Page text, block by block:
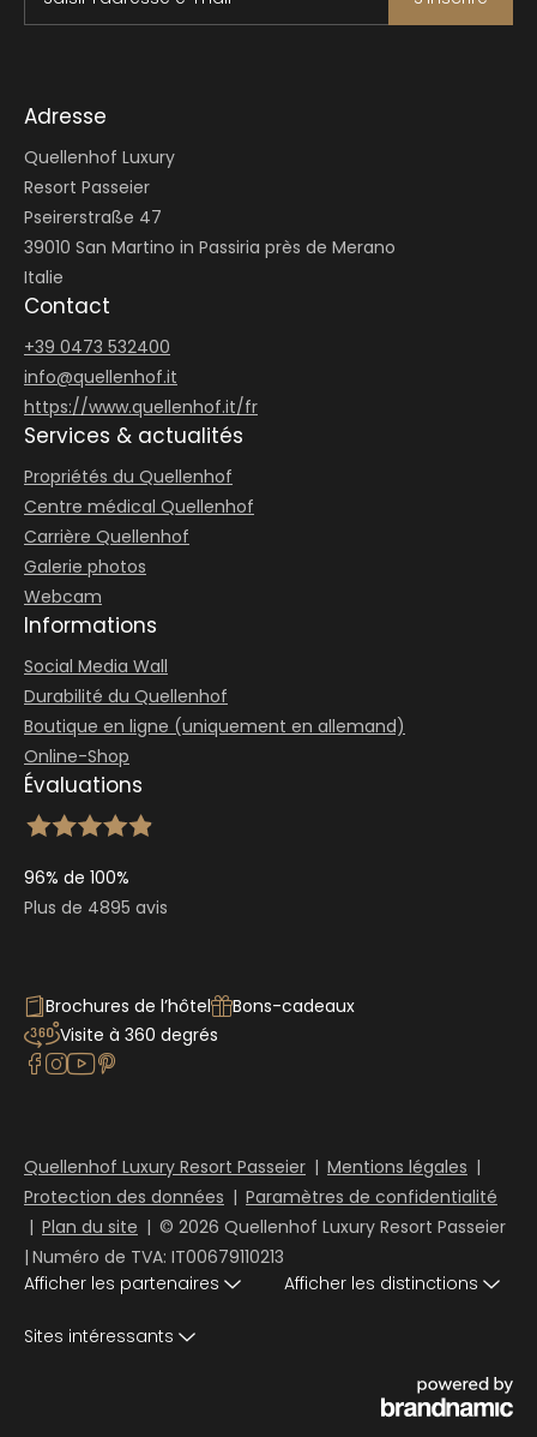
Adresse
Quellenhof Luxury
Resort Passeier
Pseirerstraße 47
39010 San Martino in Passiria près de Merano
Italie
Contact
+39 0473 532400
info@quellenhof.it
https://www.quellenhof.it/fr
Services & actualités
Propriétés du Quellenhof
Centre médical Quellenhof
Carrière Quellenhof
Galerie photos
Webcam
Informations
Social Media Wall
Durabilité du Quellenhof
Boutique en ligne (uniquement en allemand)
Online-Shop
Évaluations
96% de 100%
Plus de 4895 avis
Brochures de l’hôtel
Bons-cadeaux
Visite à 360 degrés
Quellenhof Luxury Resort Passeier | Mentions légales |
Protection des données | Paramètres de confidentialité
| Plan du site | © 2026 Quellenhof Luxury Resort Passeier
| Numéro de TVA: IT00679110213
Afficher les partenaires
Afficher les distinctions
Sites intéressants